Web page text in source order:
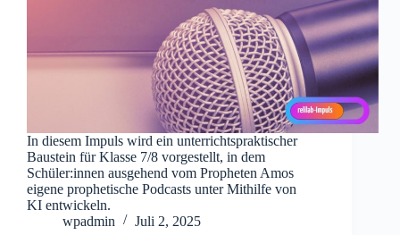
In diesem Impuls wird ein unterrichtspraktischer
Baustein für Klasse 7/8 vorgestellt, in dem
Schüler:innen ausgehend vom Propheten Amos
eigene prophetische Podcasts unter Mithilfe von
KI entwickeln.
wpadmin
Juli 2, 2025